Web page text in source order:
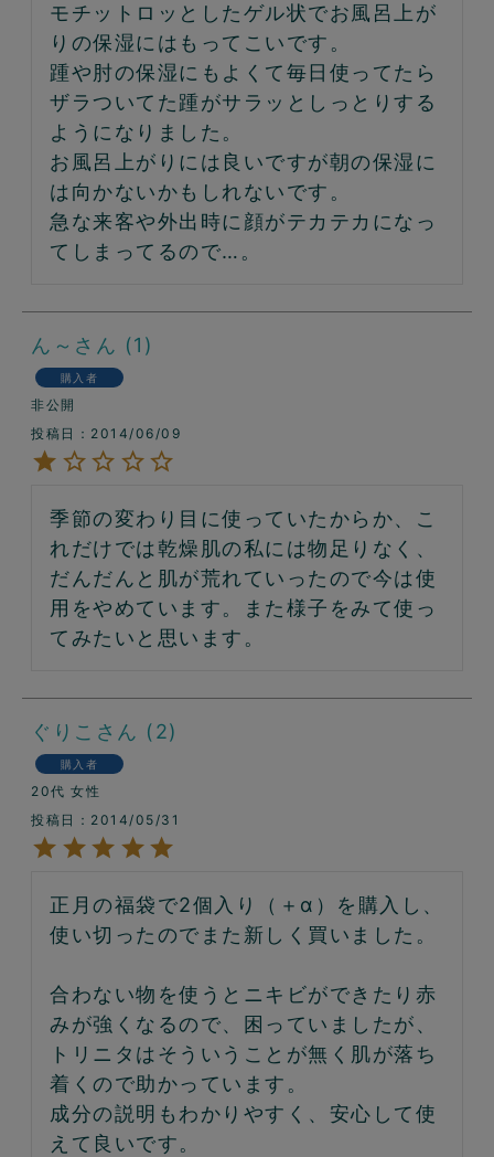
モチットロッとしたゲル状でお風呂上が
りの保湿にはもってこいです。
踵や肘の保湿にもよくて毎日使ってたら
ザラついてた踵がサラッとしっとりする
ようになりました。
お風呂上がりには良いですが朝の保湿に
は向かないかもしれないです。
急な来客や外出時に顔がテカテカになっ
てしまってるので…。
ん～ 1
購入者
非公開
投稿日
2014/06/09
季節の変わり目に使っていたからか、こ
れだけでは乾燥肌の私には物足りなく、
だんだんと肌が荒れていったので今は使
用をやめています。また様子をみて使っ
てみたいと思います。
ぐりこ 2
購入者
20代 女性
投稿日
2014/05/31
正月の福袋で2個入り（＋α）を購入し、
使い切ったのでまた新しく買いました。
合わない物を使うとニキビができたり赤
みが強くなるので、困っていましたが、
トリニタはそういうことが無く肌が落ち
着くので助かっています。
成分の説明もわかりやすく、安心して使
えて良いです。